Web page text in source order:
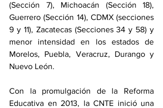
(Sección 7), Michoacán (Sección 18),
Guerrero (Sección 14), CDMX (secciones
9 y 11), Zacatecas (Secciones 34 y 58) y
menor intensidad en los estados de
Morelos, Puebla, Veracruz, Durango y
Nuevo León.
Con la promulgación de la Reforma
Educativa en 2013, la CNTE inició una